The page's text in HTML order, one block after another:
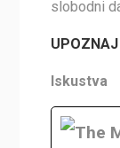
slobodni
Iskustva
The